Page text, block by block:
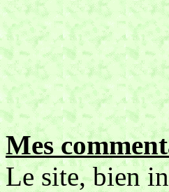
Mes
Le site, bien